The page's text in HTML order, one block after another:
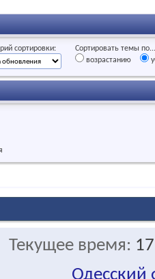
сортировки:
Сортировать темы по...
возрастанию
Текущее время:
Одесский